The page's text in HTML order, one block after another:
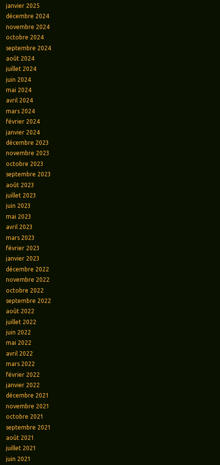
janvier 2025
décembre 2024
novembre 2024
octobre 2024
septembre 2024
août 2024
juillet 2024
juin 2024
mai 2024
avril 2024
mars 2024
février 2024
janvier 2024
décembre 2023
novembre 2023
octobre 2023
septembre 2023
août 2023
juillet 2023
juin 2023
mai 2023
avril 2023
mars 2023
février 2023
janvier 2023
décembre 2022
novembre 2022
octobre 2022
septembre 2022
août 2022
juillet 2022
juin 2022
mai 2022
avril 2022
mars 2022
février 2022
janvier 2022
décembre 2021
novembre 2021
octobre 2021
septembre 2021
août 2021
juillet 2021
juin 2021